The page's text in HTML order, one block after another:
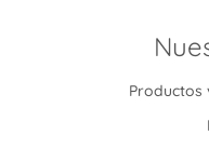
Productos